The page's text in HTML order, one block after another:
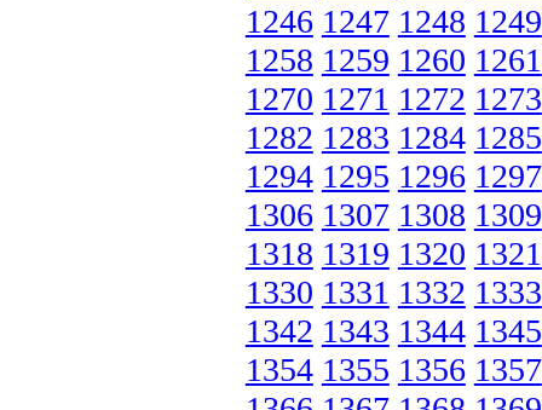
1246 1247 1248 1249
1258 1259 1260 1261
1270 1271 1272 1273
1282 1283 1284 1285
1294 1295 1296 1297
1306 1307 1308 1309
1318 1319 1320 1321
1330 1331 1332 1333
1342 1343 1344 1345
1354 1355 1356 1357